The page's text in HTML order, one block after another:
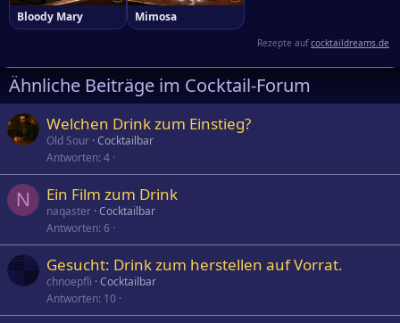
Bloody Mary Mimosa
Rezepte aufcocktaildreams.de
Ähnliche Beiträge im Cocktail-Forum
Welchen Drink zum Einstieg?
Old Sour Cocktailbar
Antworten 4
N Ein Film zum Drink
naqaster Cocktailbar
Antworten 6
Gesucht: Drink zum herstellen auf Vorrat.
chnoepfli Cocktailbar
Antworten 10